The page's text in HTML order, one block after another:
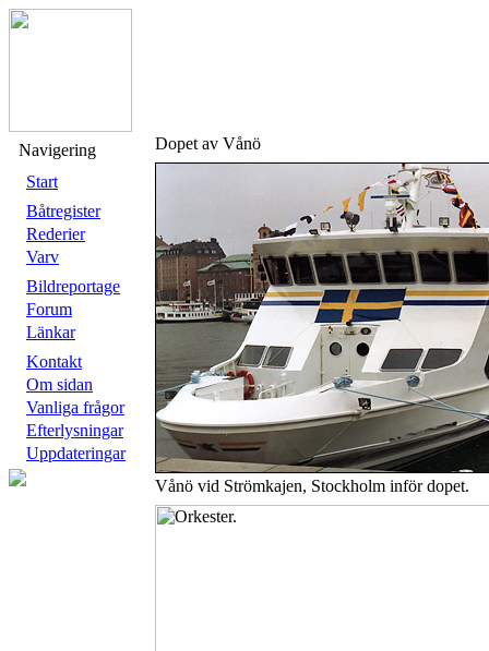
Navigering
Start
Båtregister
Rederier
Varv
Bildreportage
Forum
Länkar
Kontakt
Om sidan
Vanliga frågor
Efterlysningar
Uppdateringar
Dopet av Vånö
Vånö vid Strömkajen, Stockholm inför dopet.